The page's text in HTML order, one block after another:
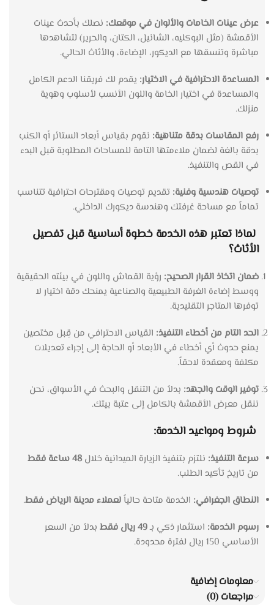
عرض عينات الخامات والألوان في موقعك: نصلك بأحدث عينات
الأقمشة (مثل البوكليه، الشانيل، الكتان، والحرير) لتشاهدها
مباشرة وتنسقها مع الديكور، الإضاءة، والأثاث الحالي.
المساعدة الاحترافية في الاختيار: يقدم لك فريقنا الدعم الكامل
والمساعدة في اختيار الخامة واللون الأنسب لأسلوب وهوية
منزلك.
رفع المقاسات بدقة متناهية: نقوم بقياس أبعاد الستائر أو الكنب
بدقة بالغة لضمان ملاءمتها التامة للمساحات المطلوبة قبل البدء
في القص والتنفيذ.
توصيات هندسية وفنية: تقديم توصيات ومقترحات احترافية تتناسب
تماماً مع مساحة غرفتك وهندسة ديكورك الداخلي.
لماذا تعتبر هذه الخدمة خطوة أساسية قبل تفصيل
الأثاث؟
ضمان اتخاذ القرارالصحيح: رؤية القماش واللون في بيئته الحقيقية
ووسطإضاءة الغرفة الطبيعية والصناعية يمنحك دقة اختيار لا
توفرها المتاجر التقليدية.
الحد التام من أخطاء التنفيذ: القياس الاحترافي من قِبل مختصين
يمنع حدوث أي أخطاء في الأبعاد أو الحاجة إلى إجراء تعديلات
مكلفة ومعقدة لاحقاً.
توفير الوقت والجهد: بدلاً من التنقل والبحث في الأسواق، نحن
ننقل معرض الأقمشة بالكامل إلى عتبة بيتك.
شروط ومواعيد الخدمة:
سرعة التنفيذ: نلتزم بتنفيذ الزيارة الميدانية خلال 48ساعة فقط
من تاريخ تأكيد الطلب.
النطاق الجغرافي: الخدمة متاحة حالياًلعملاء مدينة الرياض فقط.
رسوم الخدمة: استثمار ذكي بـ49ريال فقط بدلاً من السعر
الأساسي
ريال لفترة محدودة.
معلومات إضافية
مراجعات (0)